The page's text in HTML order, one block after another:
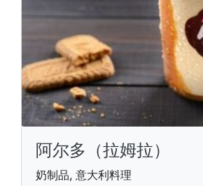
阿尔多（拉姆拉）
奶制品, 意大利料理